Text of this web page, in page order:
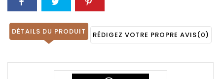
DÉTAILS DU PRODUIT RÉDIGEZ VOTRE PROPRE AVIS(0)